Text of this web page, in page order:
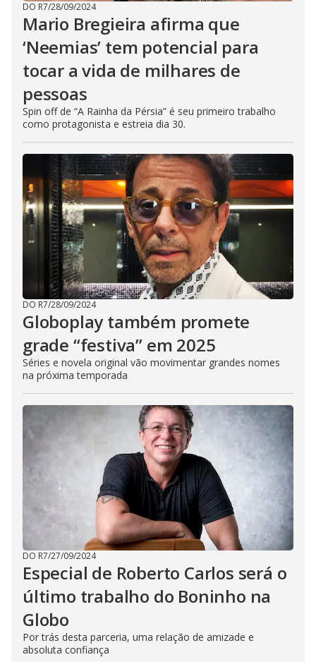
DO R7/28/09/2024
Mario Bregieira afirma que
‘Neemias’ tem potencial para
tocar a vida de milhares de
pessoas
Spin off de “A Rainha da Pérsia” é seu primeiro trabalho
como protagonista e estreia dia 30.
DO R7/28/09/2024
Globoplay também promete
grade “festiva” em 2025
Séries e novela original vão movimentar grandes nomes
na próxima temporada
DO R7/27/09/2024
Especial de Roberto Carlos será o
último trabalho do Boninho na
Globo
Por trás desta parceria, uma relação de amizade e
absoluta confiança